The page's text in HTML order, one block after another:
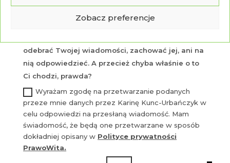
Zobacz preferencje
Wyrażenie poniższej zgody nie jest obowiązkowe,
odebrać Twojej wiadomości, zachować jej, ani na
nią odpowiedzieć. A przecież chyba właśnie o to
Ci chodzi, prawda?
Wyrażam zgodę na przetwarzanie podanych
przeze mnie danych przez Karinę Kunc-Urbańczyk w
celu odpowiedzi na przesłaną wiadomość. Mam
świadomość, że będą one przetwarzane w sposób
dokładniej opisany w Polityce prywatności
PrawoWita.